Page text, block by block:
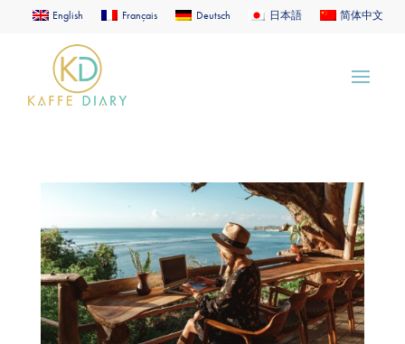
English Français Deutsch 日本語 简体中文